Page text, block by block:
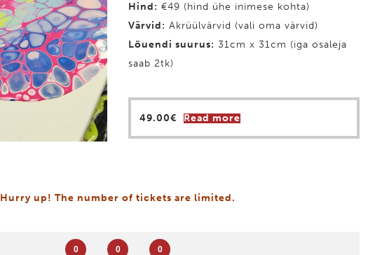
Hind: €49 (hind ühe inimese kohta)
Värvid: Akrüülvärvid (vali oma värvid)
Lõuendi suurus: 31cm x 31cm (iga osaleja
saab 2tk)
49.00€ Read more
Hurry up! The number of tickets are limited.
0 0 0